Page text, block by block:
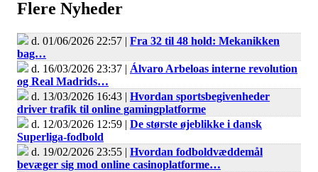
Flere Nyheder
d. 01/06/2026 22:57 | Fra 32 til 48 hold: Mekanikken
bag…
d. 16/03/2026 23:37 | Álvaro Arbeloas interne revolution
og Real Madrids…
d. 13/03/2026 16:43 | Hvordan sportsbegivenheder
driver trafik til online gamingplatforme
d. 12/03/2026 12:59 | De største øjeblikke i dansk
Superliga-fodbold
d. 19/02/2026 23:55 | Hvordan fodboldvæddemål
bevæger sig mod online casinoplatforme…